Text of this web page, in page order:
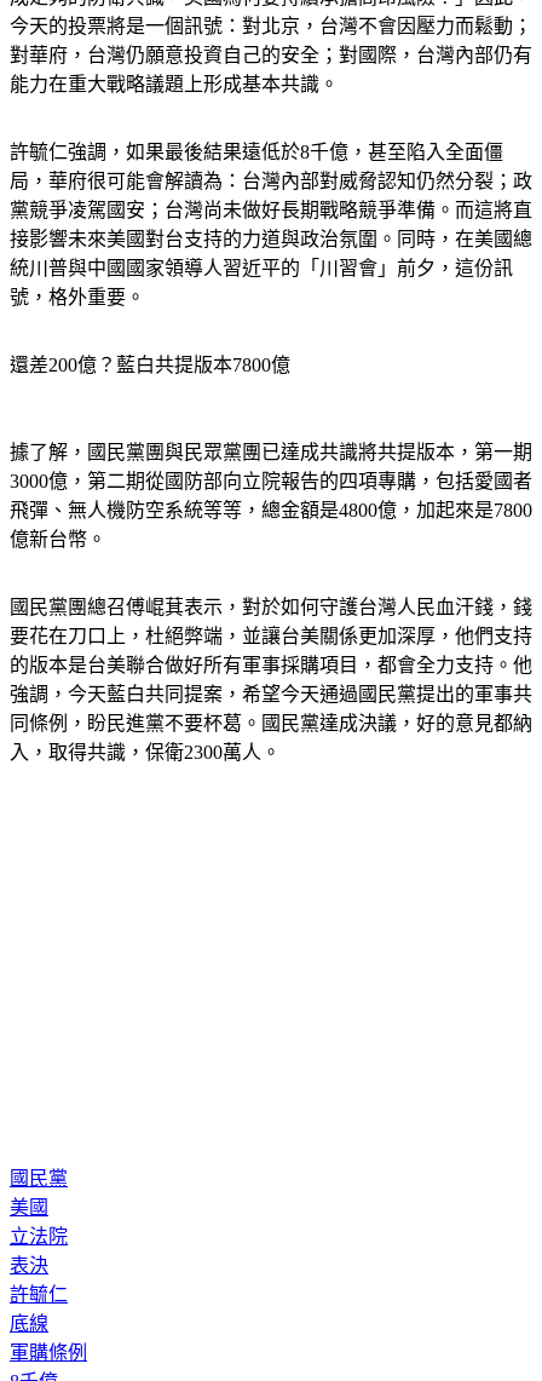
成足夠的防衛共識，美國為何要持續承擔高昂風險？」因此，
今天的投票將是一個訊號：對北京，台灣不會因壓力而鬆動；
對華府，台灣仍願意投資自己的安全；對國際，台灣內部仍有
許毓仁強調，如果最後結果遠低於8千億，甚至陷入全面僵
局，華府很可能會解讀為：台灣內部對威脅認知仍然分裂；政
黨競爭凌駕國安；台灣尚未做好長期戰略競爭準備。而這將直
接影響未來美國對台支持的力道與政治氛圍。同時，在美國總
統川普與中國國家領導人習近平的「川習會」前夕，這份訊
據了解，國民黨團與民眾黨團已達成共識將共提版本，第一期
3000億，第二期從國防部向立院報告的四項專購，包括愛國者
飛彈、無人機防空系統等等，總金額是4800億，加起來是7800
國民黨團總召傅崐萁表示，對於如何守護台灣人民血汗錢，錢
要花在刀口上，杜絕弊端，並讓台美關係更加深厚，他們支持
的版本是台美聯合做好所有軍事採購項目，都會全力支持。他
強調，今天藍白共同提案，希望今天通過國民黨提出的軍事共
同條例，盼民進黨不要杯葛。國民黨達成決議，好的意見都納
國民黨
美國
立法院
表決
許毓仁
底線